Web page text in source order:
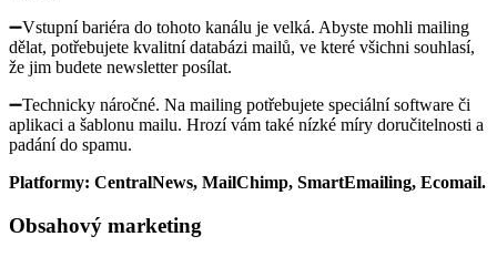
➖Vstupní bariéra do tohoto kanálu je velká. Abyste mohli mailing
dělat, potřebujete kvalitní databázi mailů, ve které všichni souhlasí,
že jim budete newsletter posílat.
➖Technicky náročné. Na mailing potřebujete speciální software či
aplikaci a šablonu mailu. Hrozí vám také nízké míry doručitelnosti a
padání do spamu.
Platformy: CentralNews, MailChimp, SmartEmailing, Ecomail.
Obsahový marketing